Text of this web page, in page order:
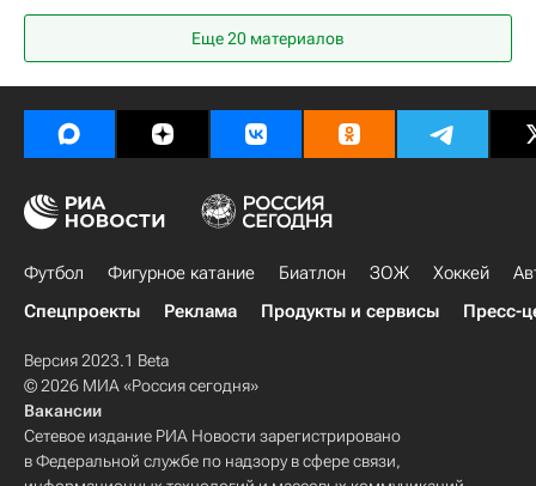
Срджан Бабич
Александра Горячкина
Спартак Москва
Лос-Анджелес Гэлакси
Еще 20 материалов
Футбол Фигурное катание Биатлон ЗОЖ Хоккей
Спецпроекты
Реклама Продукты и сервисы Пресс-
Версия 2023.1 Beta
© 2026 МИА «Россия сегодня»
Вакансии
Сетевое издание РИА Новости зарегистрировано
в Федеральной службе по надзору в сфере связи,